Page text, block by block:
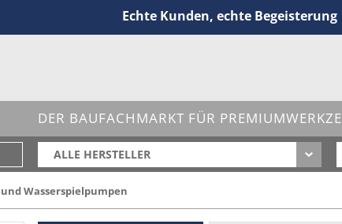
Echte Kunden, echte Begeisterung
DER BAUFACHMARKT FÜR
ALLE HERSTELLER
und Wasserspielpumpen